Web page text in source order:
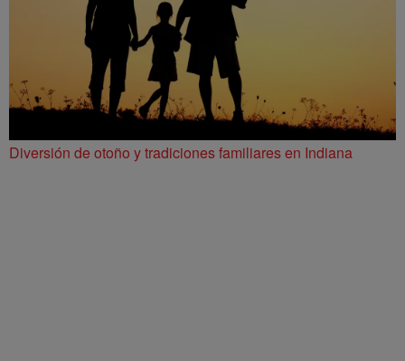
Diversión de otoño y tradiciones familiares en Indiana